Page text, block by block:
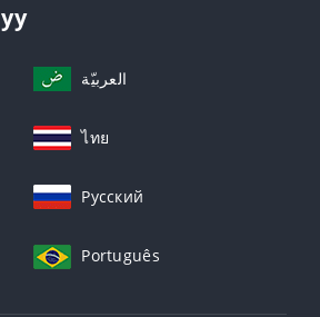
العربيّة
ไทย
Русский
Português